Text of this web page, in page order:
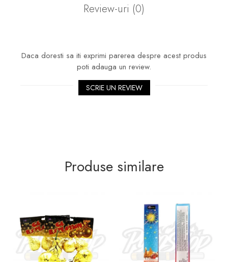
Review-uri (0)
Daca doresti sa iti exprimi parerea despre acest produs
poti adauga un review.
SCRIE UN REVIEW
Produse similare